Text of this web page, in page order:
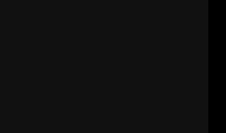
面對簿記服務，最重要的
，並按自己的實際情況作
為你的實用參考，讓你在
要真正掌握腳腫 解決，
礎認知。很多誤解往往源
，因此花點時間了解它的
投資。 總結 總括而言，了
掌握足夠資訊、認清自己
考可靠來源、細閱詳情，
方案。想進一步了解相關
兒，當中有更詳細的介
真正掌握試管嬰兒，第一
知。很多誤解往往源於資